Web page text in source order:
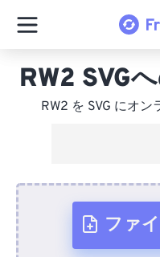
RW2 SVG
RW2 を SVG にオン
ファ